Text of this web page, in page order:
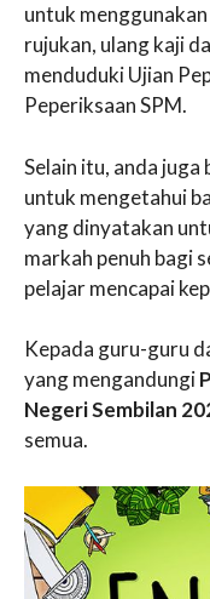
untuk
rujukan, ulang kaji
menduduki Ujian
Peperiksaan SPM.
Selain itu, anda juga
untuk mengetahui
yang dinyatakan
markah penuh bagi
pelajar mencapai
Kepada guru-guru
yang mengandungi
Negeri Sembilan
semua.